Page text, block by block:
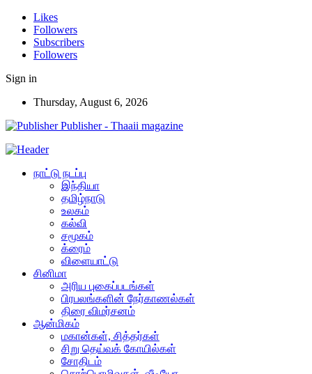
Likes
Followers
Subscribers
Followers
Sign in
Thursday, August 6, 2026
Publisher - Thaaii magazine
நாட்டு நடப்பு
இந்தியா
தமிழ்நாடு
உலகம்
கல்வி
சமூகம்
க்ரைம்
விளையாட்டு
சினிமா
அரிய புகைப்படங்கள்
பிரபலங்களின் நேர்காணல்கள்
திரை விமர்சனம்
ஆன்மிகம்
மகான்கள், சித்தர்கள்
சிறு தெய்வக் கோயில்கள்
சோதிடம்